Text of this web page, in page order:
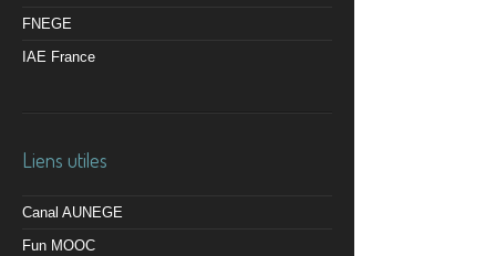
FNEGE
IAE France
Liens utiles
Canal AUNEGE
Fun MOOC